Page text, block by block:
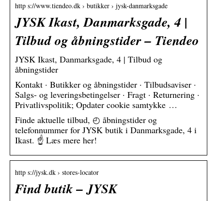
http s://www.tiendeo.dk › butikker › jysk-danmarksgade
JYSK Ikast, Danmarksgade, 4 |
Tilbud og åbningstider – Tiendeo
JYSK Ikast, Danmarksgade, 4 | Tilbud og
åbningstider
Kontakt · Butikker og åbningstider · Tilbudsaviser ·
Salgs- og leveringsbetingelser · Fragt · Returnering ·
Privatlivspolitik; Opdater cookie samtykke …
Finde aktuelle tilbud, ◴ åbningstider og
telefonnummer for JYSK butik i Danmarksgade, 4 i
Ikast. ☝ Læs mere her!
http s://jysk.dk › stores-locator
Find butik – JYSK